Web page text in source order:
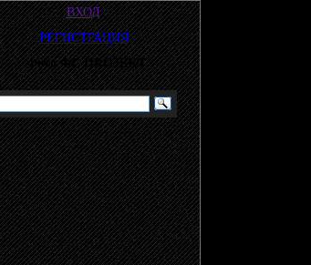
ВХОД
РЕГИСТРАЦИЯ
Фото ФС ПROJEKT